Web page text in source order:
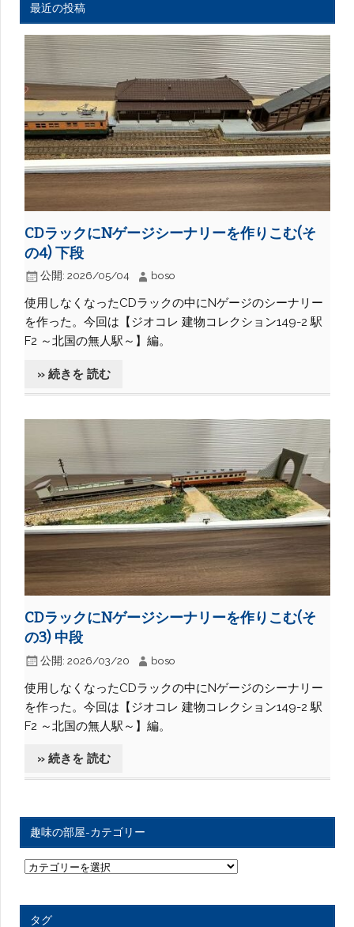
最近の投稿
CDラックにNゲージシーナリーを作りこむ(そ
の4) 下段
公開: 2026/05/04 boso
使用しなくなったCDラックの中にNゲージのシーナリー
を作った。今回は【ジオコレ 建物コレクション149-2 駅
F2 ～北国の無人駅～】編。
» 続きを 読む
CDラックにNゲージシーナリーを作りこむ(そ
の3) 中段
公開: 2026/03/20 boso
使用しなくなったCDラックの中にNゲージのシーナリー
を作った。今回は【ジオコレ 建物コレクション149-2 駅
F2 ～北国の無人駅～】編。
» 続きを 読む
趣味の部屋-カテゴリー
趣
味
屋
タグ